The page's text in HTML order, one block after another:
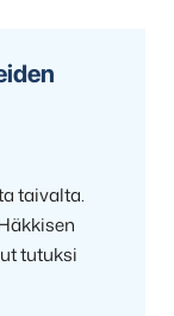
taivalta.
tutuksi